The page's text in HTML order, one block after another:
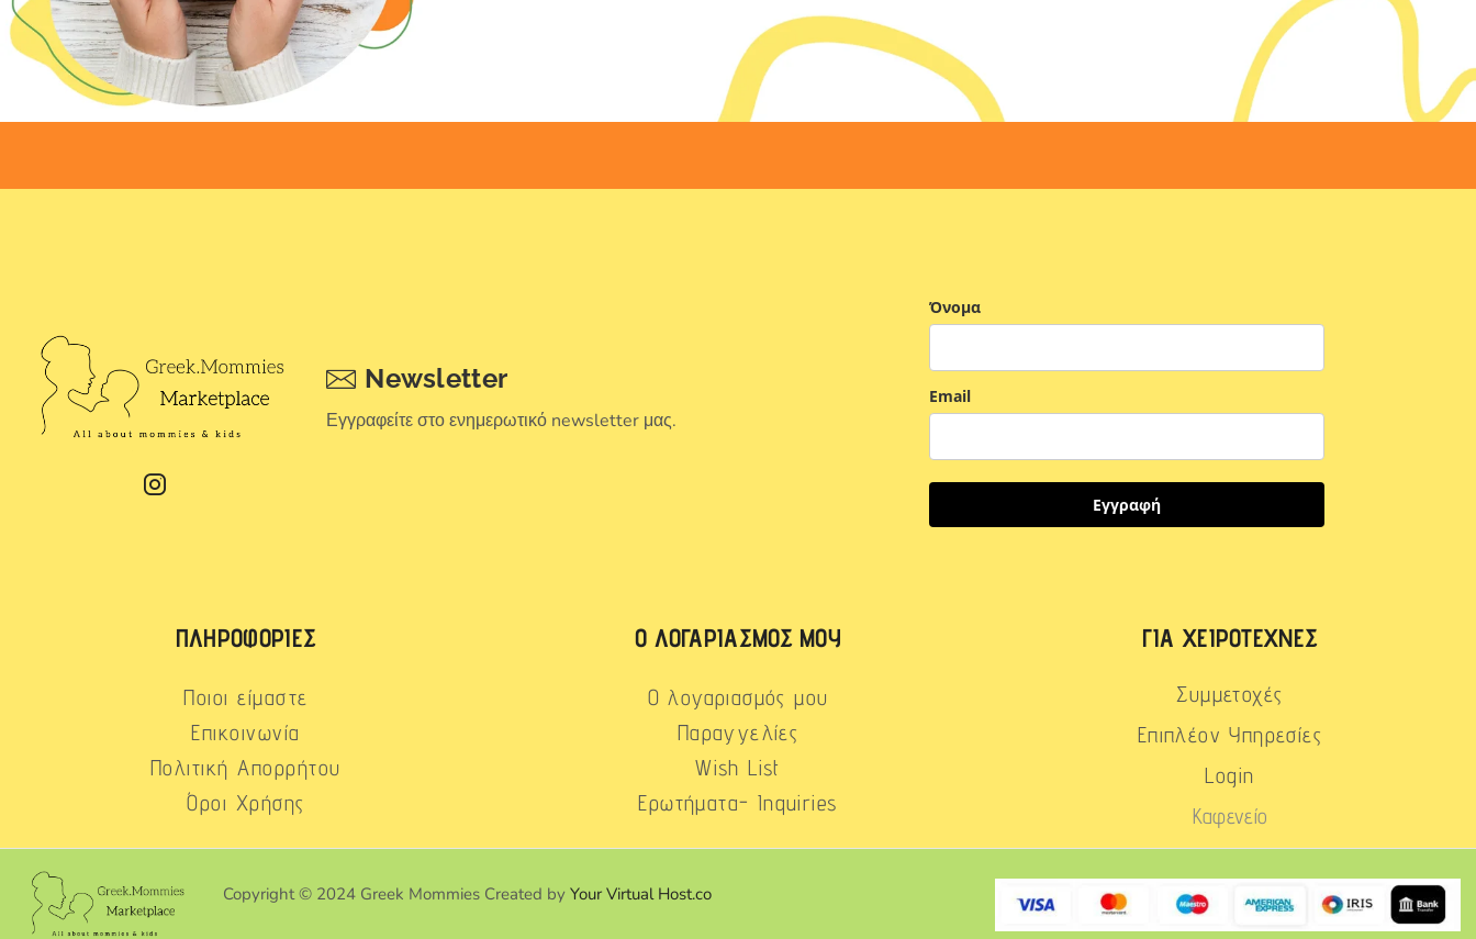
Newsletter
Εγγραφείτε στο ενημερωτικό newsletter μας.
Όνομα
Email
Εγγραφή
ΠΛΗΡΟΦΟΡΊΕΣ
Ποιοι είμαστε
Επικοινωνία
Πολιτική Απορρήτου
Όροι Χρήσης
Ο ΛΟΓΑΡΙΑΣΜΌΣ ΜΟΥ
Ο λογαριασμός μου
Παραγγελίες
Wish List
Ερωτήματα- Inquiries
ΓΙΑ ΧΕΙΡΟΤΈΧΝΕΣ
Συμμετοχές
Επιπλέον Υπηρεσίες
Login
Καφενείο
Copyright © 2024 Greek Mommies Created byYour Virtual Host.co